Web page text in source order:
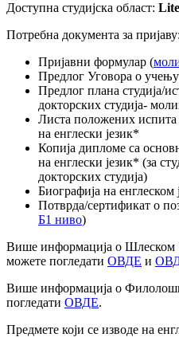
Доступна студијска област:
Потребна документа за пријаву:
Пријавни формулар (
Предлог Уговора о
Предлог плана студија/
докторских студија-
Листа положених испита
на енглески језик*
Копија дипломе са
на енглески језик* (за
докторских студија)
Биографија на енглеском
Потврда/сертификат о
Б1 ниво)
Више информација о Шлеском
можете погледати ОВДЕ и
Више информација о
погледати ОВДЕ.
Предмете који се изводе на